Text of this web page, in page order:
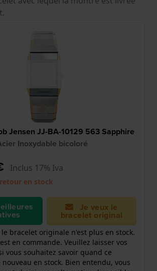
Jensen JJ-BA-10129 563 Sapphire
Inoxydable bicoloré
Inclus 17% Iva
en stock
Je veux le
bracelet original
bracelet originale n'est plus en stock.
en commande. Veuillez laisser vos
vous souhaitez savoir quand ce
en stock. Bien entendu, vous